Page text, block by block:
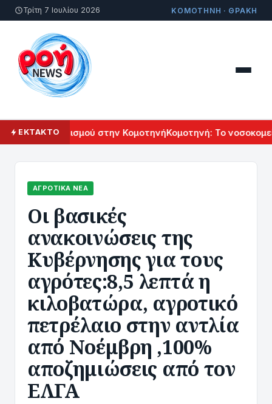
Τρίτη 7 Ιουλίου 2026 ΚΟΜΟΤΗΝΗ · ΘΡΑΚΗ
ΕΚΤΑΚΤΟ
Πολιτισμού στην ΚομοτηνήΚομοτηνή: Το νοσοκομείο
ΑΓΡΟΤΙΚΆ ΝΈΑ
Οι βασικές
ανακοινώσεις της
Κυβέρνησης για τους
αγρότες:8,5 λεπτά η
κιλοβατώρα, αγροτικό
πετρέλαιο στην αντλία
από Νοέμβρη ,100%
αποζημιώσεις από τον
ΕΛΓΑ